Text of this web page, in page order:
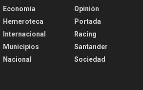
Economía
Hemeroteca
Internacional
Municipios
Nacional
Opinión
Portada
Racing
Santander
Sociedad